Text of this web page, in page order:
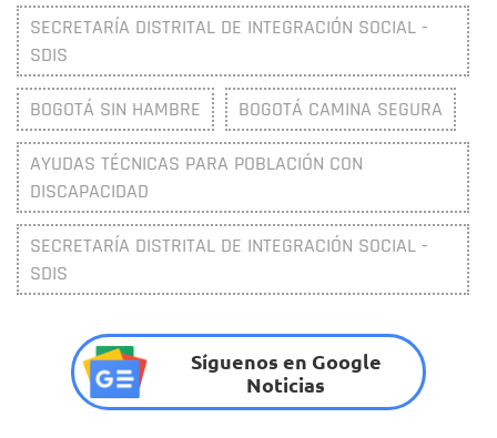
SECRETARÍA DISTRITAL DE INTEGRACIÓN SOCIAL -
SDIS
BOGOTÁ SIN HAMBRE BOGOTÁ CAMINA SEGURA
AYUDAS TÉCNICAS PARA POBLACIÓN CON
DISCAPACIDAD
SECRETARÍA DISTRITAL DE INTEGRACIÓN SOCIAL -
SDIS
Síguenos en Google
Noticias